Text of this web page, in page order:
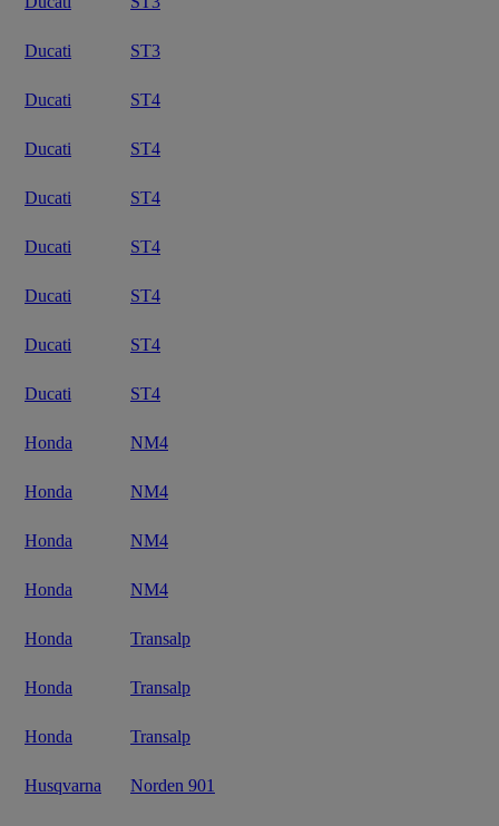
Ducati ST3
Ducati ST4
Ducati ST4
Ducati ST4
Ducati ST4
Ducati ST4
Ducati ST4
Ducati ST4
Honda NM4
Honda NM4
Honda NM4
Honda NM4
Honda Transalp
Honda Transalp
Honda Transalp
Husqvarna Norden 901